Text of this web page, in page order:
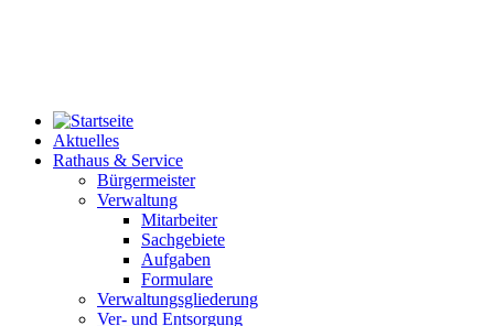
Aktuelles
Rathaus & Service
Bürgermeister
Verwaltung
Mitarbeiter
Sachgebiete
Aufgaben
Formulare
Verwaltungsgliederung
Ver- und Entsorgung